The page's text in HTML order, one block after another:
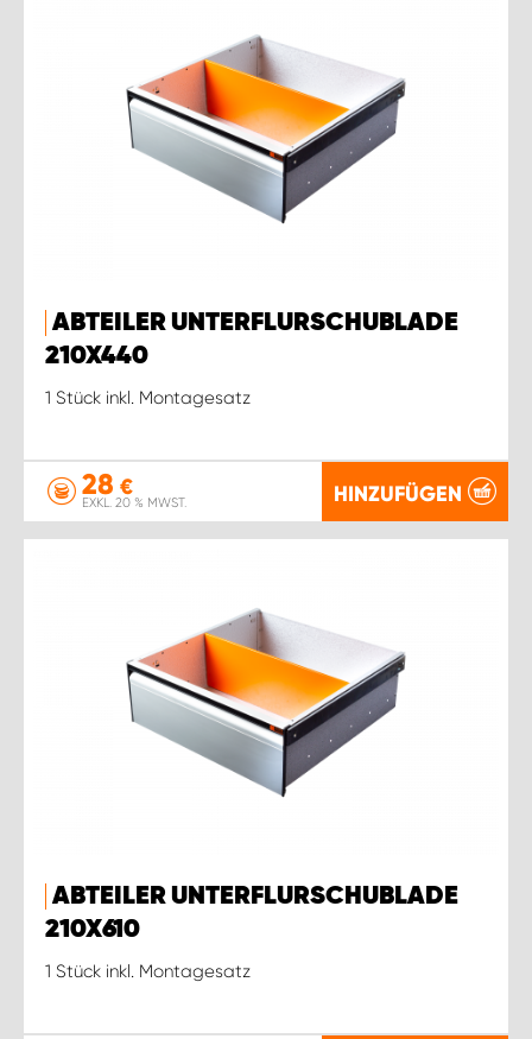
ABTEILER UNTERFLURSCHUBLADE
210X440
1 Stück inkl. Montagesatz
28 €
EXKL. 20 % MWST. HINZUFÜGEN
ABTEILER UNTERFLURSCHUBLADE
210X610
1 Stück inkl. Montagesatz